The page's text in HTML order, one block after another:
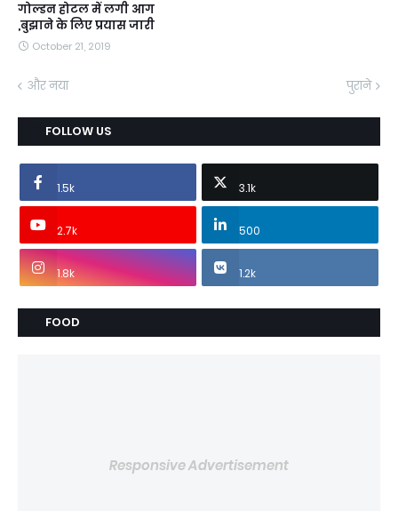
गोल्डन होटल में लगी आग
,बुझाने के लिए प्रयास जारी
October 21, 2019
और नया पुराने
FOLLOW US
1.5k 3.1k
2.7k 500
1.8k 1.2k
FOOD
Responsive Advertisement